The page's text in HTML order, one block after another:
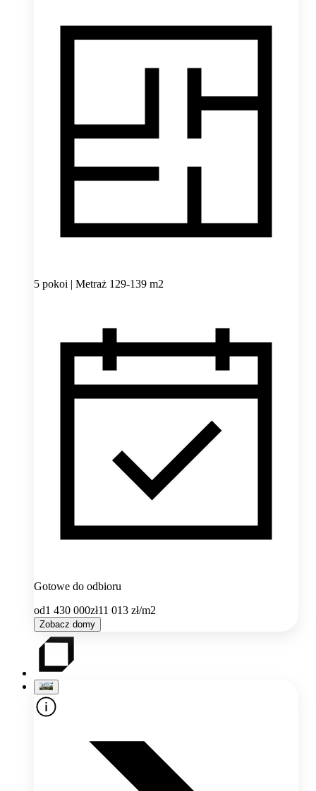
5 pokoi | Metraż 129-139 m2
Gotowe do odbioru
od1 430 000zł11 013 zł/m2
Zobacz domy